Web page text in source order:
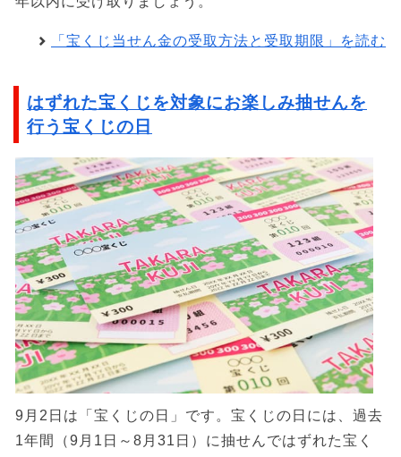
「宝くじ当せん金の受取方法と受取期限」を読む
はずれた宝くじを対象にお楽しみ抽せんを
行う宝くじの日
9月2日は「宝くじの日」です。宝くじの日には、過去
1年間（9月1日～8月31日）に抽せんではずれた宝く